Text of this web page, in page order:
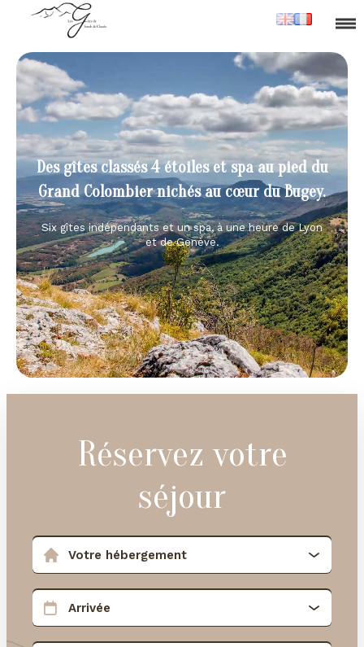
Des gîtes classés 4 étoiles et spa au pied du
Grand Colombier nichés au cœur du Bugey.
Six gîtes indépendants et un spa, à une heure de Lyon
et de Genève.
Réservez votre
séjour